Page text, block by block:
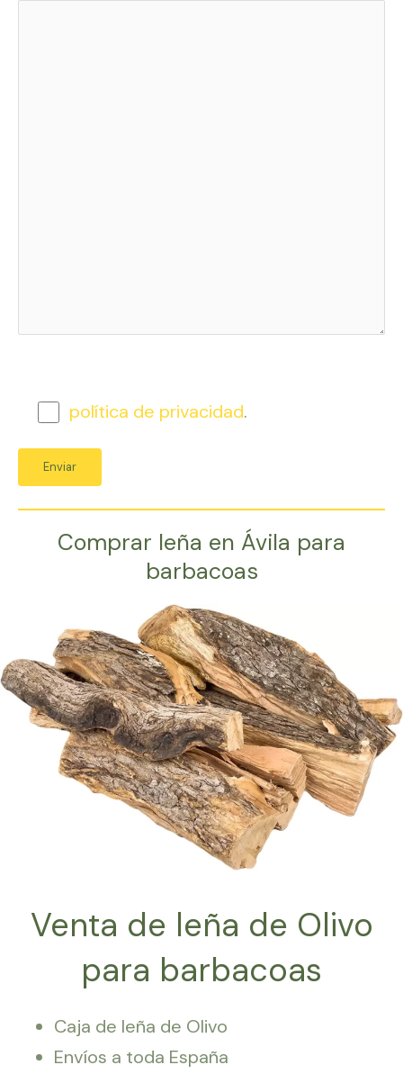
política de privacidad.
Comprar leña en Ávila para
barbacoas
Venta de leña de Olivo
para barbacoas
Caja de leña de Olivo
Envíos a toda España